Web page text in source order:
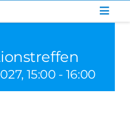
15:00 - 16:00